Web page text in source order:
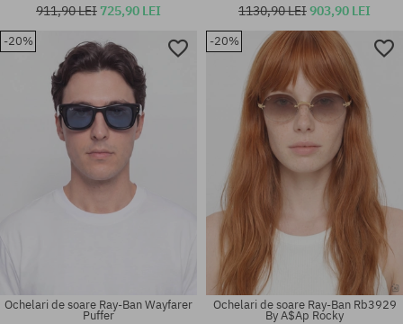
Mărimi existente:
Mărimi existente:
911,90 LEI 725,90 LEI 1130,90 LEI903,90 LEI
-20%
Ochelari de soare Ray-Ban Wayfarer
Puffer
-20%
Ochelari de soare Ray-Ban Rb3929
By A$Ap Rocky